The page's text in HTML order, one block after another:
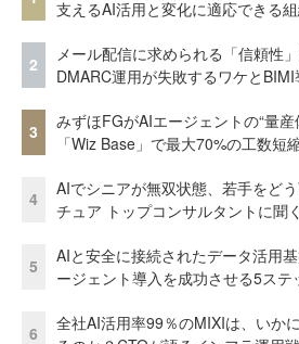
支えるAI活用と変化に適応できる
2
メール配信に求められる「信頼性
DMARC運用が失敗するワケと
3
みずほFGがAIエージェントの“量
「Wiz Base」で最大70%の工数短
4
AIでシニアが無双状態、若手をど
チュア トップコンサルタントに聞く
5
AIと安全に接続されたデータ活用
ージェント導入を成功させる5ステ
6
全社AI活用率99％のMIXIは、いか